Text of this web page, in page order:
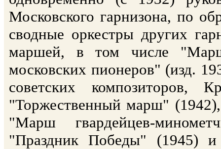
Московского гарнизона, по
сводные оркестры других
маршей, в том числе
московских пионеров" (изд.
советских композиторов,
"Торжественный марш"
"Марш гвардейцев-
"Праздник Победы" (1945) и